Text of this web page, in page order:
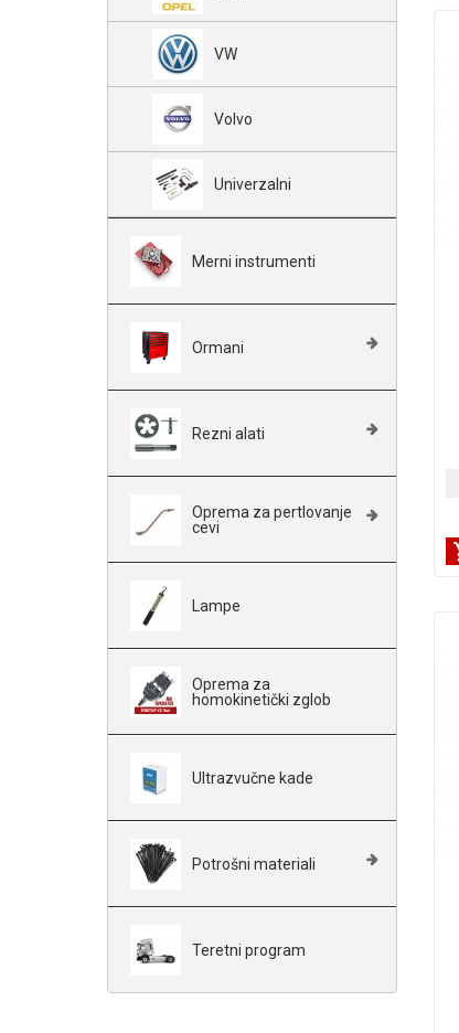
VW
Volvo
Univerzalni
Merni instrumenti
Ormani
Rezni alati
Oprema za pertlovanje
cevi
Lampe
Oprema za
homokinetički zglob
Ultrazvučne kade
Potrošni materiali
Teretni program